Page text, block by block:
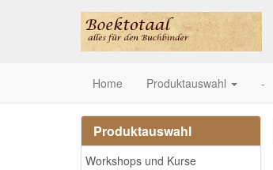
Home Produktauswahl -
Produktauswahl
Workshops und Kurse